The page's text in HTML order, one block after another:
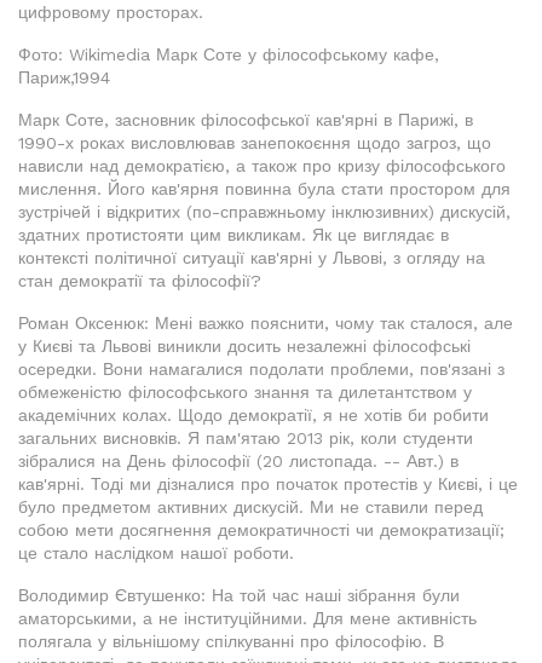
цифровому просторах.
Фото: Wikimedia Марк Соте у філософському кафе,
Париж,1994
Марк Соте, засновник філософської кав'ярні в Парижі, в
1990-х роках висловлював занепокоєння щодо загроз, що
нависли над демократією, а також про кризу філософського
мислення. Його кав'ярня повинна була стати простором для
зустрічей і відкритих (по-справжньому інклюзивних) дискусій,
здатних протистояти цим викликам. Як це виглядає в
контексті політичної ситуації кав'ярні у Львові, з огляду на
стан демократії та філософії?
Роман Оксенюк: Мені важко пояснити, чому так сталося, але
у Києві та Львові виникли досить незалежні філософські
осередки. Вони намагалися подолати проблеми, пов'язані з
обмеженістю філософського знання та дилетантством у
академічних колах. Щодо демократії, я не хотів би робити
загальних висновків. Я пам'ятаю 2013 рік, коли студенти
зібралися на День філософії (20 листопада. -- Авт.) в
кав'ярні. Тоді ми дізналися про початок протестів у Києві, і це
було предметом активних дискусій. Ми не ставили перед
собою мети досягнення демократичності чи демократизації;
це стало наслідком нашої роботи.
Володимир Євтушенко: На той час наші зібрання були
аматорськими, а не інституційними. Для мене активність
полягала у вільнішому спілкуванні про філософію. В